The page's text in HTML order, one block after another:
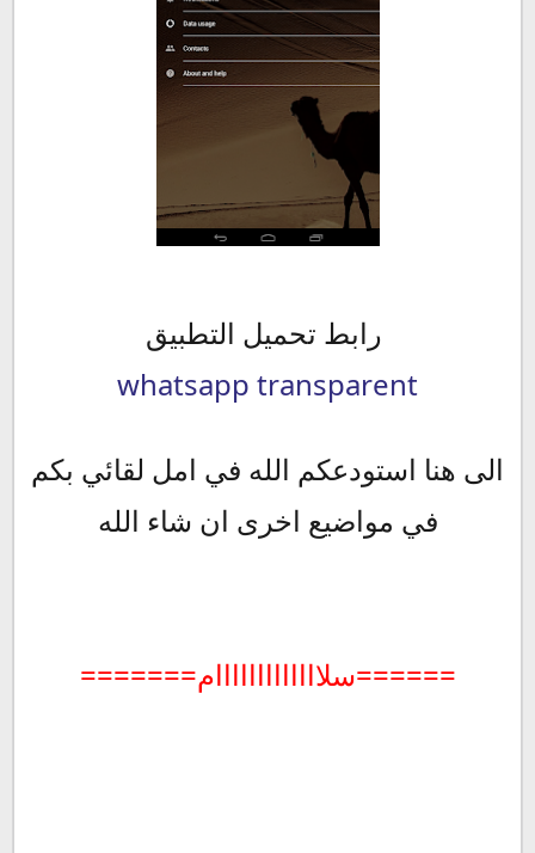
whatsapp transparent
الى هنا استودعكم الله في امل لقائي بكم
في مواضيع اخرى ان شاء الله
=======سلااااااااااااام======